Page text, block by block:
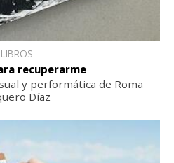
LIBROS
recuperarme
y performática de Roma
Díaz